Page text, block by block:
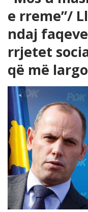
e rreme”/
ndaj
rrjetet
që më